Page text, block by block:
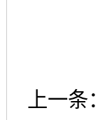
上一条：